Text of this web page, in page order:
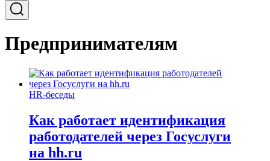
Предпринимателям
HR-беседы
Как работает идентификация
работодателей через Госуслуги
на hh.ru